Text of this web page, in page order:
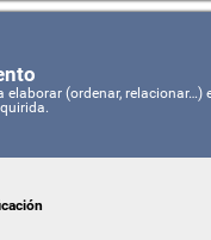
elaborar (ordenar, relacionar…)